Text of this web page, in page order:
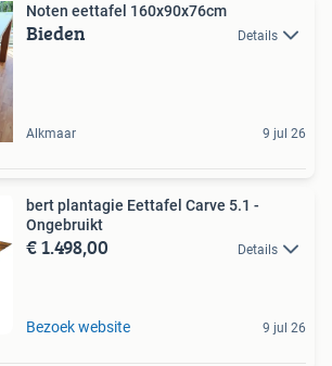
Noten eettafel 160x90x76cm
Bieden Details
Alkmaar 9 jul 26
bert plantagie Eettafel Carve 5.1 -
Ongebruikt
€ 1.498,00 Details
Bezoek website 9 jul 26